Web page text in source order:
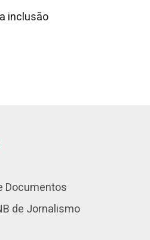
inclusão
Documentos
de Jornalismo